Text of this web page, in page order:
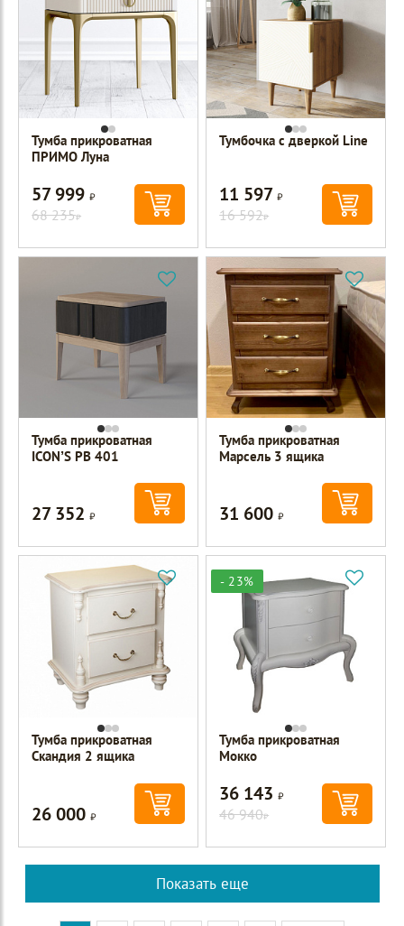
Тумба прикроватная
ПРИМО Луна
57 999Р
68 235Р
Тумбочка с дверкой Line
11 597Р
16 592Р
Тумба прикроватная
ICON’S РВ 401
27 352Р
Тумба прикроватная
Марсель 3 ящика
31 600Р
Тумба прикроватная
Скандия 2 ящика
26 000Р
- 23%
Тумба прикроватная
Мокко
36 143Р
46 940Р
Показать еще